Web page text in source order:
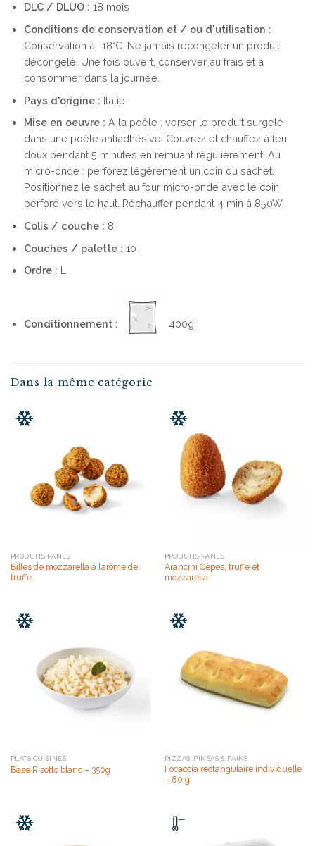
DLC / DLUO : 18 mois
Conditions de conservation et / ou d'utilisation :
Conservation à -18°C. Ne jamais recongeler un produit
décongelé. Une fois ouvert, conserver au frais et à
consommer dans la journée.
Pays d'origine : Italie
Mise en oeuvre : A la poêle : verser le produit surgelé
dans une poêle antiadhésive. Couvrez et chauffez à feu
doux pendant 5 minutes en remuant régulièrement. Au
micro-onde : perforez légèrement un coin du sachet.
Positionnez le sachet au four micro-onde avec le coin
perforé vers le haut. Réchauffer pendant 4 min à 850W.
Colis / couche : 8
Couches / palette : 10
Ordre : L
Conditionnement : 400g
Dans la même catégorie
PRODUITS PANÉS
Billes de mozzarella à l’arôme de
truffe
PRODUITS PANÉS
Arancini Cèpes, truffe et
mozzarella
PLATS CUISINÉS
Base Risotto blanc – 350g
PIZZAS, PINSAS & PAINS
Focaccia rectangulaire individuelle
– 80 g